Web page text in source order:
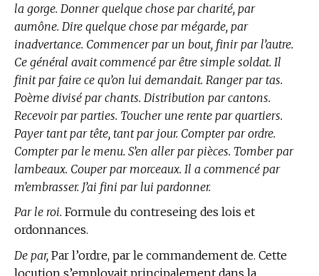
la gorge. Donner quelque chose par charité, par
aumône. Dire quelque chose par mégarde, par
inadvertance. Commencer par un bout, finir par l’autre.
Ce général avait commencé par être simple soldat. Il
finit par faire ce qu’on lui demandait. Ranger par tas.
Poème divisé par chants. Distribution par cantons.
Recevoir par parties. Toucher une rente par quartiers.
Payer tant par tête, tant par jour. Compter par ordre.
Compter par le menu. S’en aller par pièces. Tomber par
lambeaux. Couper par morceaux. Il a commencé par
m’embrasser. J’ai fini par lui pardonner.
Par le roi. Formule du contreseing des lois et
ordonnances.
De par, Par l’ordre, par le commandement de. Cette
locution s’employait principalement dans la